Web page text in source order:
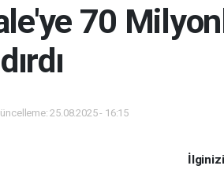
70
25.08.2025 - 16:15